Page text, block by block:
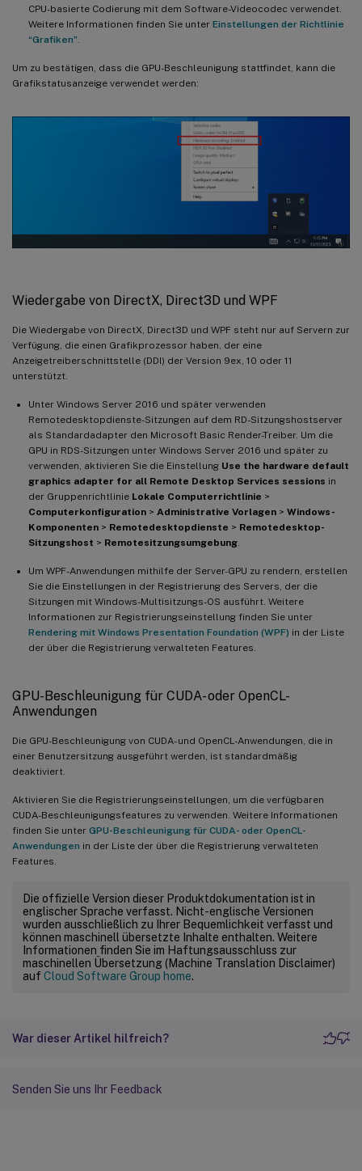
CPU-basierte Codierung mit dem Software-Videocodec verwendet.
Weitere Informationen finden Sie unter Einstellungen der Richtlinie
“Grafiken”
Um zu bestätigen, dass die GPU-Beschleunigung stattfindet, kann die
Grafikstatusanzeige verwendet werden:
Wiedergabe von DirectX, Direct3D und WPF
Die Wiedergabe von DirectX, Direct3D und WPF steht nur auf Servern zur
Verfügung, die einen Grafikprozessor haben, der eine
Anzeigetreiberschnittstelle (DDI) der Version 9ex, 10 oder 11
unterstützt.
Unter Windows Server 2016 und später verwenden
Remotedesktopdienste-Sitzungen auf dem RD-Sitzungshostserver
als Standardadapter den Microsoft Basic Render-Treiber. Um die
GPU in RDS-Sitzungen unter Windows Server 2016 und später zu
verwenden, aktivieren Sie die Einstellung Use the hardware default
graphics adapter for all Remote Desktop Services sessions in
der Gruppenrichtlinie Lokale Computerrichtlinie >
Computerkonfiguration > Administrative Vorlagen > Windows-
Komponenten > Remotedesktopdienste > Remotedesktop-
Sitzungshost > Remotesitzungsumgebung
Um WPF-Anwendungen mithilfe der Server-GPU zu rendern, erstellen
Sie die Einstellungen in der Registrierung des Servers, der die
Sitzungen mit Windows-Multisitzungs-OS ausführt. Weitere
Informationen zur Registrierungseinstellung finden Sie unter
Rendering mit Windows Presentation Foundation (WPF) in der Liste
der über die Registrierung verwalteten Features.
GPU-Beschleunigung für CUDA- oder OpenCL-
Anwendungen
Die GPU-Beschleunigung von CUDA- und OpenCL-Anwendungen, die in
einer Benutzersitzung ausgeführt werden, ist standardmäßig
deaktiviert.
Aktivieren Sie die Registrierungseinstellungen, um die verfügbaren
CUDA-Beschleunigungsfeatures zu verwenden. Weitere Informationen
finden Sie unter GPU-Beschleunigung für CUDA- oder OpenCL-
Anwendungen in der Liste der über die Registrierung verwalteten
Features.
Die offizielle Version dieser Produktdokumentation ist in
englischer Sprache verfasst. Nicht-englische Versionen
wurden ausschließlich zu Ihrer Bequemlichkeit verfasst und
können maschinell übersetzte Inhalte enthalten. Weitere
Informationen finden Sie im Haftungsausschluss zur
maschinellen Übersetzung (Machine Translation Disclaimer)
auf Cloud Software Group home.
War dieser Artikel hilfreich?
Senden Sie uns Ihr Feedback